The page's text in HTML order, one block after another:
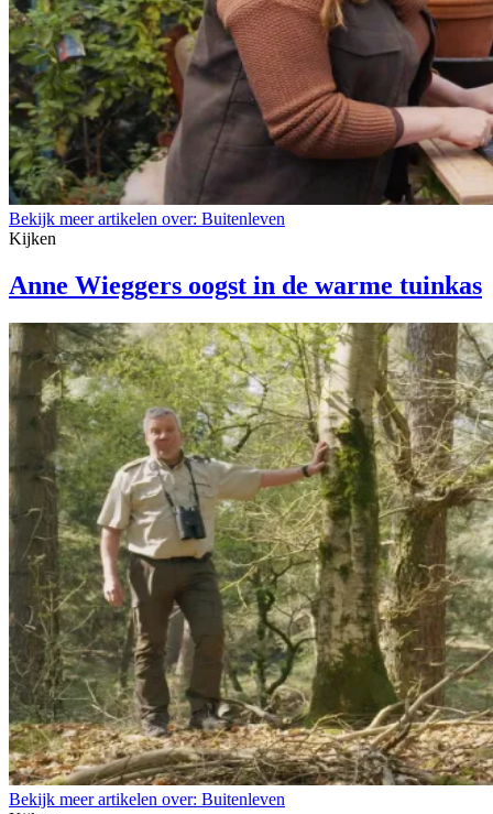
Bekijk meer artikelen over: Buitenleven
Kijken
Anne Wieggers oogst in de warme tuinkas
Bekijk meer artikelen over: Buitenleven